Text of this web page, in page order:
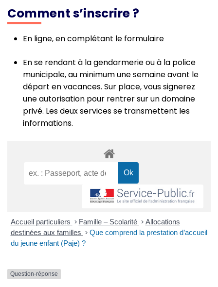
Comment s’inscrire ?
En ligne, en complétant le formulaire
En se rendant à la gendarmerie ou à la police
municipale, au minimum une semaine avant le
départ en vacances. Sur place, vous signerez
une autorisation pour rentrer sur un domaine
privé. Les deux services se transmettent les
informations.
Accueil particuliers > Famille – Scolarité > Allocations
destinées aux familles > Que comprend la prestation d’accueil
du jeune enfant (Paje) ?
Question-réponse